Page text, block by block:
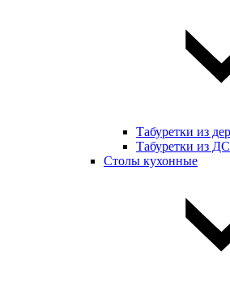
Табуретки из
Табуретки из
Столы кухонные